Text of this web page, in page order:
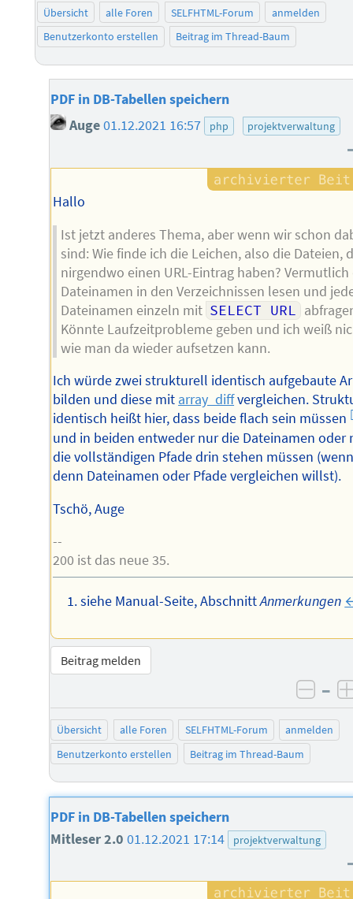
Übersicht alle Foren SELFHTML-Forum
anmelden
Benutzerkonto erstellen
Beitrag im Thread-Baum
PDF in DB-Tabellen speichern
Auge01.12.2021 16:57 php projektverwaltung
Hallo
Ist jetzt anderes Thema, aber wenn wir schon
sind: Wie finde ich die Leichen, also die Dateien,
nirgendwo einen URL-Eintrag haben? Vermutlich
Dateinamen in den Verzeichnissen lesen und
Dateinamen einzeln mit SELECT URL
Könnte Laufzeitprobleme geben und ich weiß
wie man da wieder aufsetzen kann.
Ich würde zwei strukturell identisch aufgebaute
bilden und diese mit array_diffvergleichen.
identisch heißt hier, dass beide flach sein müssen
und in beiden entweder nur die Dateinamen oder
die vollständigen Pfade drin stehen müssen
denn Dateinamen oder Pfade vergleichen willst).
Tschö, Auge
--
200 ist das neue 35.
siehe Manual-Seite, AbschnittAnmerkungen
Beitrag melden
–
Übersicht alle Foren SELFHTML-Forum
anmelden
Benutzerkonto erstellen
Beitrag im Thread-Baum
PDF in DB-Tabellen speichern
Mitleser 2.001.12.2021 17:14 projektverwaltung